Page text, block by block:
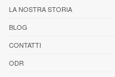
LA NOSTRA STORIA
BLOG
CONTATTI
ODR